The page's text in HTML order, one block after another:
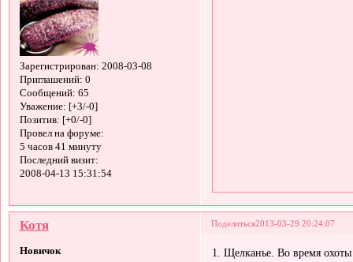
Зарегистрирован: 2008-03-08
Приглашений: 0
Сообщений: 65
Уважение: [+3/-0]
Позитив: [+0/-0]
Провел на форуме:
5 часов 41 минуту
Последний визит:
2008-04-13 15:31:54
Поделиться2013-03-29 20:24:07
Котя
Новичок
1. Щелканье. Во время